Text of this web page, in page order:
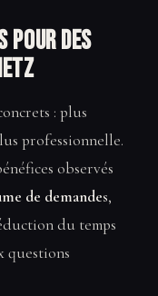
pour des
: plus
professionnelle.
observés
de demandes,
du temps
questions